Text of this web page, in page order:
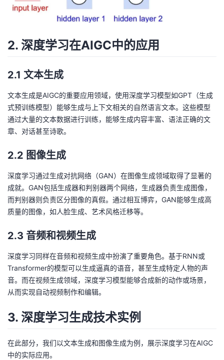
的
程
我
认
证
的
实
验
我
的
收
藏
技
支
持
的
声
建
议
2. 深度学习在AIGC中的应用
2.1 文本生成
文本生成是AIGC的重要应用领域，使用深度学习模型如GPT（生成
式预训练模型）能够生成与上下文相关的自然语言文本。这些模型
通过大量的文本数据进行训练，能够生成内容丰富、语法正确的文
章、对话甚至诗歌。
2.2 图像生成
深度学习通过生成对抗网络（GAN）在图像生成领域取得了显著的
成就。GAN包括生成器和判别器两个网络，生成器负责生成图像，
而判别器则负责区分图像的真假。通过相互博弈，GAN能够生成高
质量的图像，如人脸生成、艺术风格迁移等。
2.3 音频和视频生成
深度学习同样在音频和视频生成中扮演了重要角色。基于RNN或
Transformer的模型可以生成逼真的语音，甚至生成特定人物的声
音。而在视频生成领域，深度学习模型能够合成新的动作或场景，
从而实现自动视频制作和编辑。
3. 深度学习生成技术实例
在此部分，我们以文本生成和图像生成为例，展示深度学习在AIGC
中的实际应用。